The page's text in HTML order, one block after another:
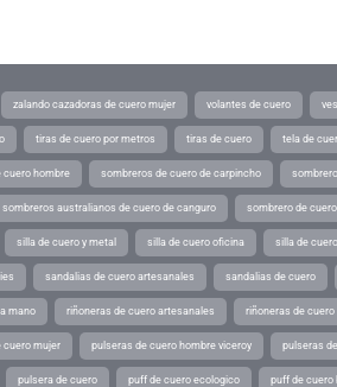
zalando cazadoras de cuero mujer volantes de cuero
tiras de cuero por metros tiras de cuero tela de
cuero hombre sombreros de cuero de carpincho
sombreros australianos de cuero de canguro sombrero de
silla de cuero y metal silla de cuero oficina silla de
sandalias de cuero artesanales sandalias de cuero
mano riñoneras de cuero artesanales riñoneras de cuero
cuero mujer pulseras de cuero hombre viceroy pulseras
pulsera de cuero puff de cuero ecologico puff de cuero